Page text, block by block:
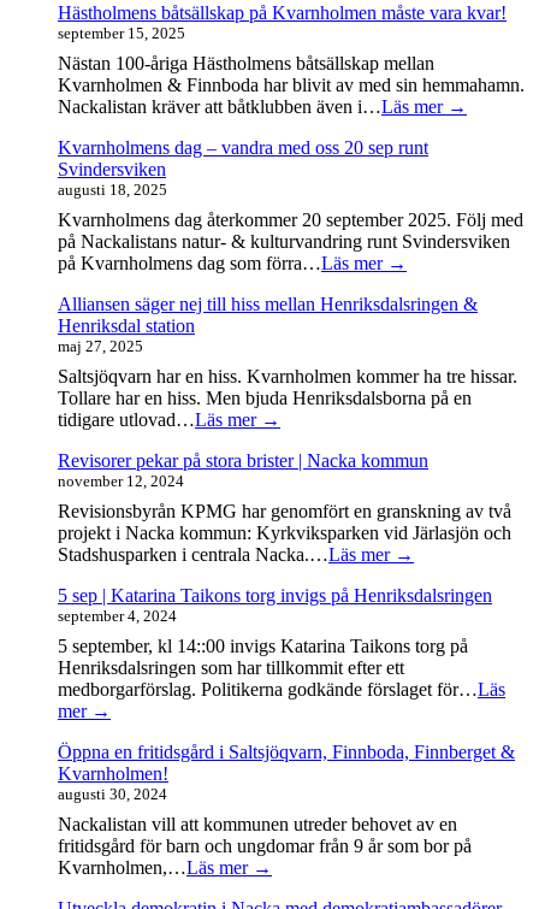
Hästholmens båtsällskap på Kvarnholmen måste vara kvar!
september 15, 2025
Nästan 100-åriga Hästholmens båtsällskap mellan
Kvarnholmen & Finnboda har blivit av med sin hemmahamn.
Nackalistan kräver att båtklubben även i…Läs mer →
Kvarnholmens dag – vandra med oss 20 sep runt
Svindersviken
augusti 18, 2025
Kvarnholmens dag återkommer 20 september 2025. Följ med
på Nackalistans natur- & kulturvandring runt Svindersviken
på Kvarnholmens dag som förra…Läs mer →
Alliansen säger nej till hiss mellan Henriksdalsringen &
Henriksdal station
maj 27, 2025
Saltsjöqvarn har en hiss. Kvarnholmen kommer ha tre hissar.
Tollare har en hiss. Men bjuda Henriksdalsborna på en
tidigare utlovad…Läs mer →
Revisorer pekar på stora brister | Nacka kommun
november 12, 2024
Revisionsbyrån KPMG har genomfört en granskning av två
projekt i Nacka kommun: Kyrkviksparken vid Järlasjön och
Stadshusparken i centrala Nacka.…Läs mer →
5 sep | Katarina Taikons torg invigs på Henriksdalsringen
september 4, 2024
5 september, kl 14::00 invigs Katarina Taikons torg på
Henriksdalsringen som har tillkommit efter ett
medborgarförslag. Politikerna godkände förslaget för…Läs
mer →
Öppna en fritidsgård i Saltsjöqvarn, Finnboda, Finnberget &
Kvarnholmen!
augusti 30, 2024
Nackalistan vill att kommunen utreder behovet av en
fritidsgård för barn och ungdomar från 9 år som bor på
Kvarnholmen,…Läs mer →